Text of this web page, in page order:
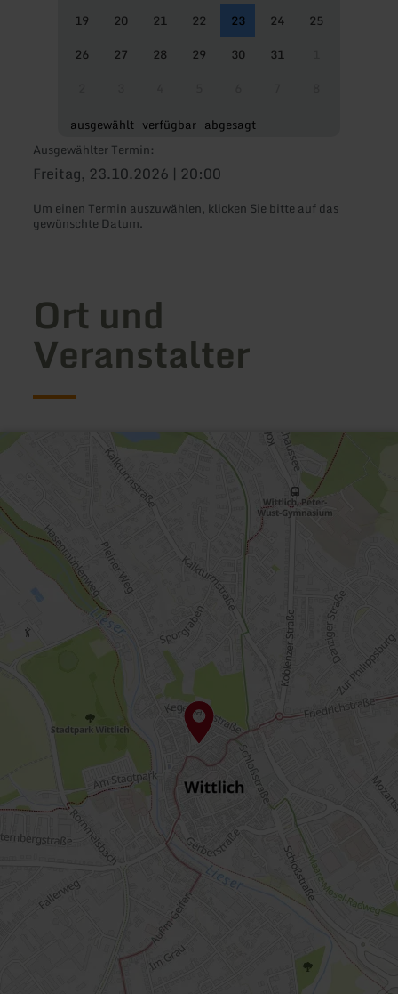
19
20 21 22 23 24
25
26
27 28 29 30 31
ausgewählt verfügbar abgesagt
Ausgewählter Termin:
Freitag, 23.10.2026 | 20:00
Um einen Termin auszuwählen, klicken Sie bitte auf das
gewünschte Datum.
Ort und
Veranstalter